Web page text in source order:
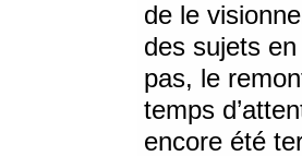
de le
des sujets
pas, le
temps
encore été